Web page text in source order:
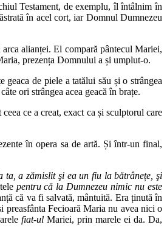
Testament, de exemplu, îl întâlnim în
în acel cort, iar Domnul Dumnezeu
alianței. El compară pântecul Mariei,
prezența Domnului a și umplut-o.
de piele a tatălui său și o strângea
ori strângea acea geacă în brațe.
ce a creat, exact ca și sculptorul care
în opera sa de artă. Și într-un final,
ta, a zămislit şi ea un fiu la bătrânețe, şi
pentru că la Dumnezeu nimic nu este
că va fi salvată, mântuită. Era ținută în
preasfânta Fecioară Maria nu avea nici o
fiat-ul Mariei, prin marele ei da. Da,